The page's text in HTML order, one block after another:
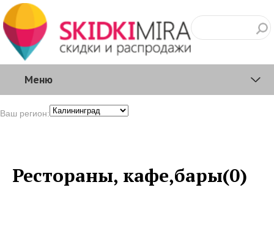
Меню
Ваш регион:
Рестораны, кафе,бары(0)